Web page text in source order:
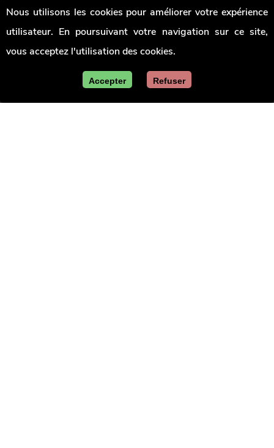
locaux
Union
des
villes
et
communes
Wallonie
Jobs
une
irrégularité
Nous utilisons les cookies pour améliorer votre expérience
utilisateur. En poursuivant votre navigation sur ce site,
vous acceptez l'utilisation des cookies.
Accepter Refuser